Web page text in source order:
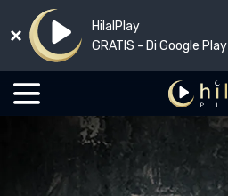
HilalPlay
GRATIS - Di Google Play